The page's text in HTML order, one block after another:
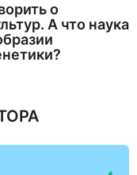
о
А что наука